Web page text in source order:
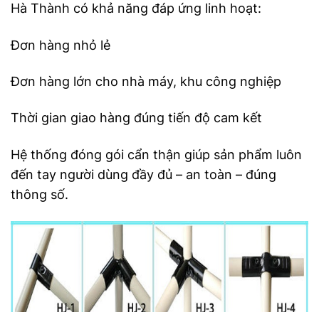
Hà Thành có khả năng đáp ứng linh hoạt:
Đơn hàng nhỏ lẻ
Đơn hàng lớn cho nhà máy, khu công nghiệp
Thời gian giao hàng đúng tiến độ cam kết
Hệ thống đóng gói cẩn thận giúp sản phẩm luôn
đến tay người dùng đầy đủ – an toàn – đúng
thông số.